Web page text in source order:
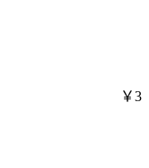
￥3